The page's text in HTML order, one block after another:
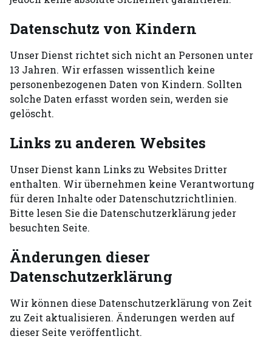
Datenschutz von Kindern
Unser Dienst richtet sich nicht an Personen unter
13 Jahren. Wir erfassen wissentlich keine
personenbezogenen Daten von Kindern. Sollten
solche Daten erfasst worden sein, werden sie
gelöscht.
Links zu anderen Websites
Unser Dienst kann Links zu Websites Dritter
enthalten. Wir übernehmen keine Verantwortung
für deren Inhalte oder Datenschutzrichtlinien.
Bitte lesen Sie die Datenschutzerklärung jeder
besuchten Seite.
Änderungen dieser
Datenschutzerklärung
Wir können diese Datenschutzerklärung von Zeit
zu Zeit aktualisieren. Änderungen werden auf
dieser Seite veröffentlicht.